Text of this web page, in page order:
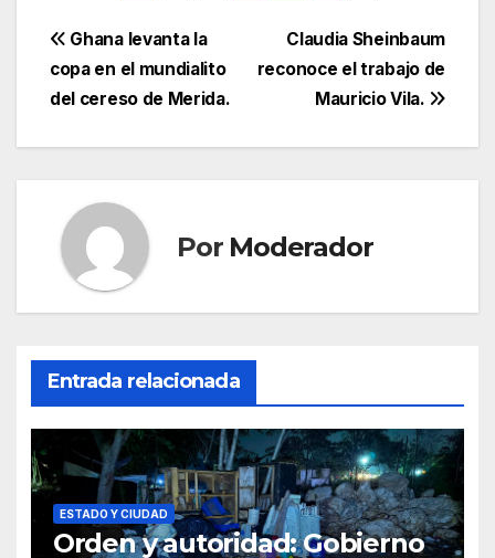
Navegación
de
entradas
Claudia Sheinbaum
reconoce el trabajo de
Mauricio Vila.
Ghana levanta la
copa en el mundialito
del cereso de Merida.
Por Moderador
Entrada relacionada
ESTADO Y CIUDAD
Orden y autoridad: Gobierno